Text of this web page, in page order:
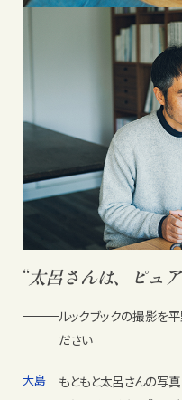
“太呂さんは、ピュ
ルックブックの撮影を
ださい
大島
もともと太呂さんの写真